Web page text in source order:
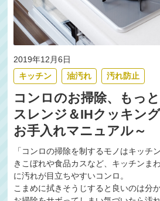
2019年12月6日
キッチン
油汚れ 汚れ防止
コンロのお掃除、もっ
スレンジ＆IHクッキン
お手入れマニュアル～
「コンロの掃除を制するモノはキッチ
きこぼれや食品カスなど、キッチンま
に汚れが目立ちやすいコンロ。
こまめに拭きそうじすると良いのは分